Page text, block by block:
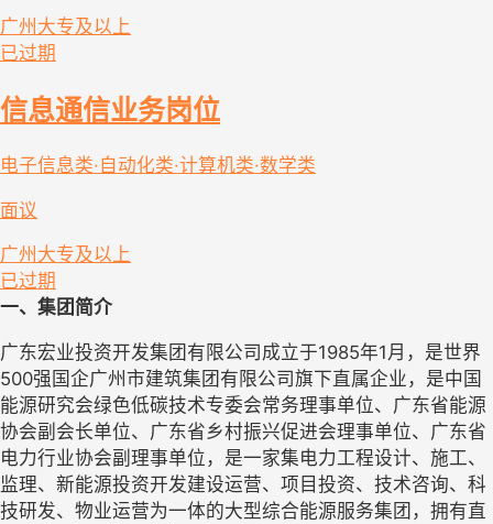
广州 大专及以上
已过期
信息通信业务岗位
电子信息类·自动化类·计算机类·数学类
面议
广州 大专及以上
已过期
一、集团简介
广东宏业投资开发集团有限公司成立于1985年1月，是世界
500强国企广州市建筑集团有限公司旗下直属企业，是中国
能源研究会绿色低碳技术专委会常务理事单位、广东省能源
协会副会长单位、广东省乡村振兴促进会理事单位、广东省
电力行业协会副理事单位，是一家集电力工程设计、施工、
监理、新能源投资开发建设运营、项目投资、技术咨询、科
技研发、物业运营为一体的大型综合能源服务集团，拥有直